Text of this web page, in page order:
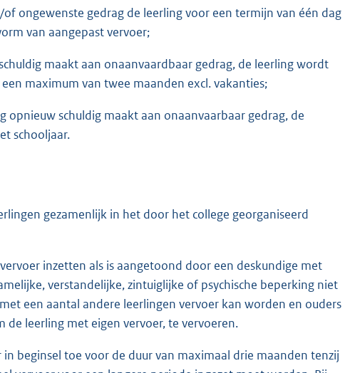
ongewenste gedrag de leerling voor een termijn van één dag
van aangepast vervoer;
maakt aan onaanvaardbaar gedrag, de leerling wordt
maximum van twee maanden excl. vakanties;
opnieuw schuldig maakt aan onaanvaarbaar gedrag, de
schooljaar.
gezamenlijk in het door het college georganiseerd
inzetten als is aangetoond door een deskundige met
verstandelijke, zintuiglijke of psychische beperking niet
een aantal andere leerlingen vervoer kan worden en ouders
leerling met eigen vervoer, te vervoeren.
beginsel toe voor de duur van maximaal drie maanden tenzij